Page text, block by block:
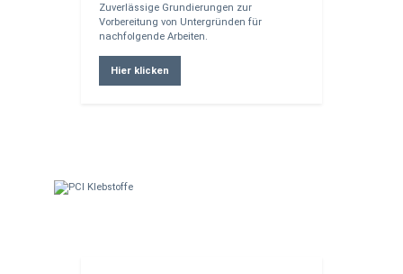
Zuverlässige Grundierungen zur
Vorbereitung von Untergründen für
nachfolgende Arbeiten.
Hier klicken